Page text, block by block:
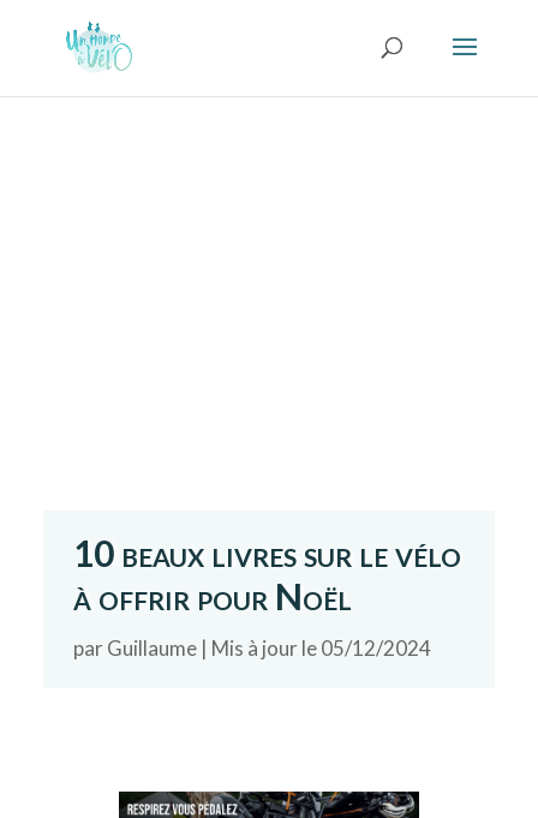
10 beaux livres sur le vélo
à offrir pour Noël
parGuillaume | Mis à jour le 05/12/2024